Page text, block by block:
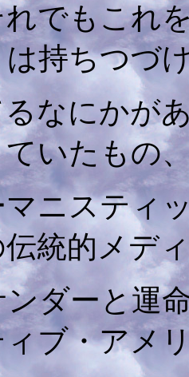
でもこれ
は持ちつづ
なにかが
ていたもの
ニスティ
伝統的メデ
ダーと運
ブ・アメ